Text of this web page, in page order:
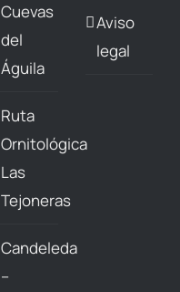
Cuevas
del
Águila
Ruta
Ornitológica
Las
Tejoneras
Candeleda
–
Aviso
legal